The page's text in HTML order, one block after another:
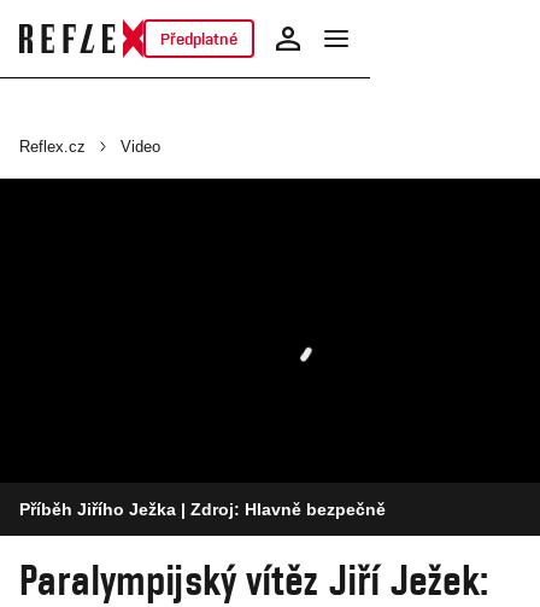
Předplatné
Reflex.cz Video
Příběh Jiřího Ježka | Zdroj: Hlavně bezpečně
Paralympijský vítěz Jiří Ježek: